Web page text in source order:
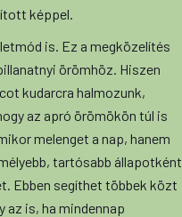
képpel.
is. Ez a megközelítés
örömhöz. Hiszen
kudarcra halmozunk,
az apró örömökön túl is
melenget a nap, hanem
tartósabb állapotként
Ebben segíthet többek közt
az is, ha mindennap